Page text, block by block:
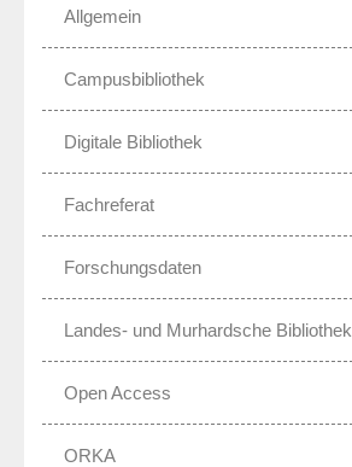
Allgemein
Campusbibliothek
Digitale Bibliothek
Fachreferat
Forschungsdaten
Landes- und Murhardsche Bibliothek
Open Access
ORKA